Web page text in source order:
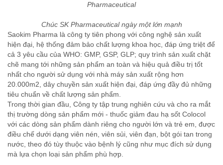
Pharmaceutical
Chúc SK Pharmaceutical ngày một lớn mạnh
Saokim Pharma là công ty tiên phong với công nghệ sản xuất
hiện đại, hệ thống đảm bảo chất lượng khoa học, đáp ứng triệt để
cả 3 yêu cầu của WHO: GMP, GSP, GLP; quy trình sản xuất chặt
chẽ mang tới những sản phẩm an toàn và hiệu quả điều trị tốt
nhất cho người sử dụng với nhà máy sản xuất rộng hơn
20.000m2, dây chuyền sản xuất hiện đại, đáp ứng đầy đủ những
tiêu chuẩn về chất lượng sản phẩm.
Trong thời gian đầu, Công ty tập trung nghiên cứu và cho ra mắt
thị trường dòng sản phẩm mới - thuốc giảm đau hạ sốt Colocol
với các dòng sản phẩm dành riêng cho người lớn và trẻ em, được
điều chế dưới dạng viên nén, viên sủi, viên đạn, bột gói tan trong
nước, theo đó tùy thuộc vào bệnh lý cũng như mục đích sử dụng
mà lựa chọn loại sản phẩm phù hợp.